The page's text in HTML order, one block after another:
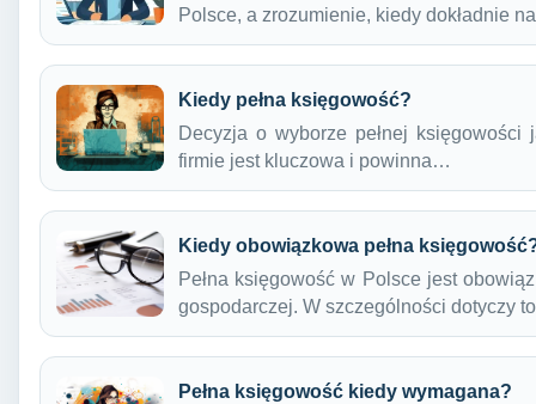
Polsce, a zrozumienie, kiedy dokładnie
Kiedy pełna księgowość?
Decyzja o wyborze pełnej
firmie jest kluczowa i powinna…
Kiedy obowiązkowa pełna
Pełna księgowość w Polsce jest
gospodarczej. W szczególności dotyczy
Pełna księgowość kiedy wymagana?